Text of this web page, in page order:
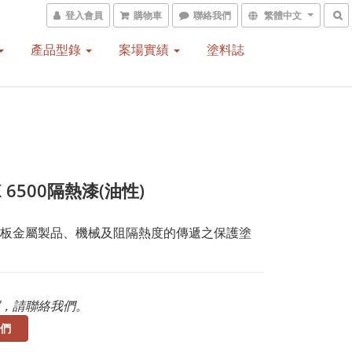
登入會員 購物車 聯絡我們 繁體中文
產品型錄 案場實績 塗料誌
6500隔熱漆(油性)
金屬製品、機械及阻隔熱度的傳遞之保護塗
請聯絡我們。